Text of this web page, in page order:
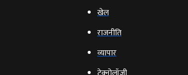
खेल
राजनीति
व्‍यापार